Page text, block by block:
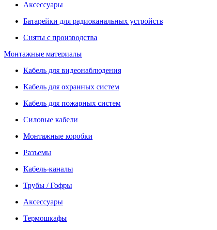
Аксессуары
Батарейки для радиоканальных устройств
Сняты с производства
Монтажные материалы
Кабель для видеонаблюдения
Кабель для охранных систем
Кабель для пожарных систем
Силовые кабели
Монтажные коробки
Разъемы
Кабель-каналы
Трубы / Гофры
Аксессуары
Термошкафы